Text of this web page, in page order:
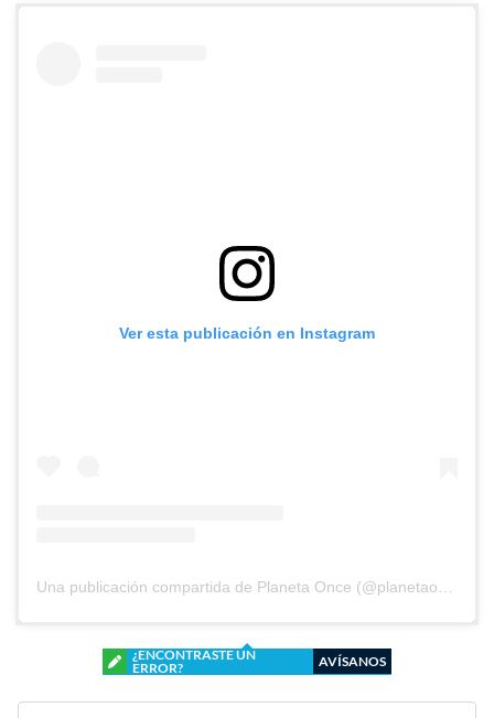
Ver esta publicación en Instagram
¿ENCONTRASTE UN
ERROR?
AVÍSANOS